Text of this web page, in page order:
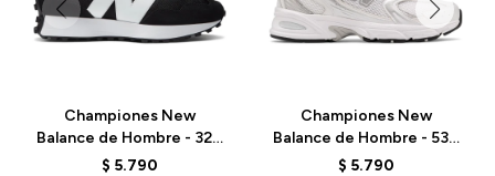
Championes New
Balance de Hombre - 327
- MS327CBW - BLACK
$ 5.790
Championes New
Balance de Hombre - 530
- MR530EMA - ELD
$ 5.790